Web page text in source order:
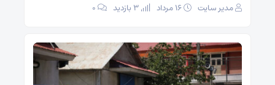
مدیر سایت ۰